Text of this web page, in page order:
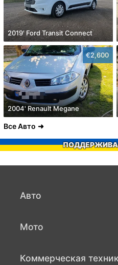
2019' Ford Transit Connect
€2,600
2004' Renault Megane
Все Авто
Авто
Мото
Коммерческая